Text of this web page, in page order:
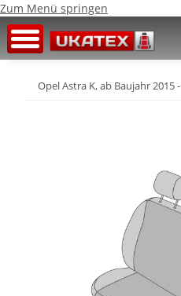
Zum Menü springen
Opel Astra K, ab Baujahr 2015 -